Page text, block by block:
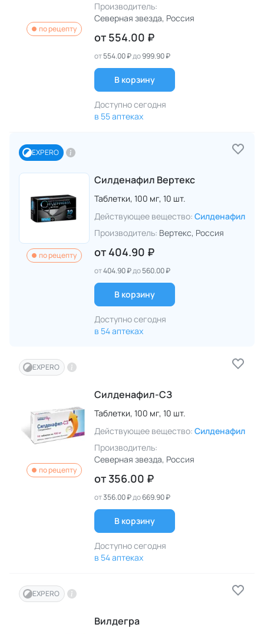
по рецепту
Производитель:
Северная звезда, Россия
от 554.00 ₽
от554.00 ₽до999.90 ₽
В корзину
Доступно сегодня
в 55 аптеках
EXPERO
по рецепту
Силденафил Вертекс
Таблетки, 100 мг, 10 шт.
Действующее вещество: Силденафил
Производитель: Вертекс, Россия
от 404.90 ₽
от404.90 ₽до560.00 ₽
В корзину
Доступно сегодня
в 54 аптеках
EXPERO
по рецепту
Силденафил-СЗ
Таблетки, 100 мг, 10 шт.
Действующее вещество: Силденафил
Производитель:
Северная звезда, Россия
от 356.00 ₽
от356.00 ₽до669.90 ₽
В корзину
Доступно сегодня
в 54 аптеках
EXPERO
Вилдегра